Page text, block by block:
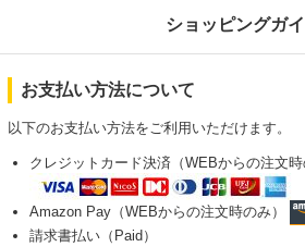
ショッピングガ
お支払い方法について
以下のお支払い方法をご利用いただけます。
クレジットカード決済（WEBからの注文時
Amazon Pay（WEBからの注文時のみ）
請求書払い（Paid）